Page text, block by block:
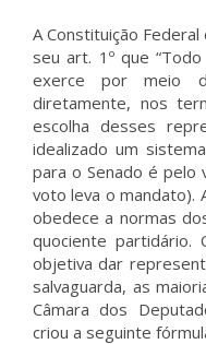
A Constituição
seu art. 1º que
exerce por meio
diretamente, nos
escolha desses
idealizado um
para o Senado é pelo
voto leva o mandato).
obedece a normas
quociente partidário.
objetiva dar
salvaguarda, as
Câmara dos
criou a seguinte